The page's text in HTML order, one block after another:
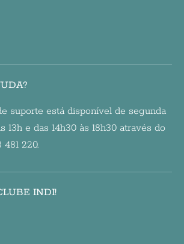
suporte está disponível de segunda
13h e das 14h30 às 18h30 através do
481 220.
INDI!